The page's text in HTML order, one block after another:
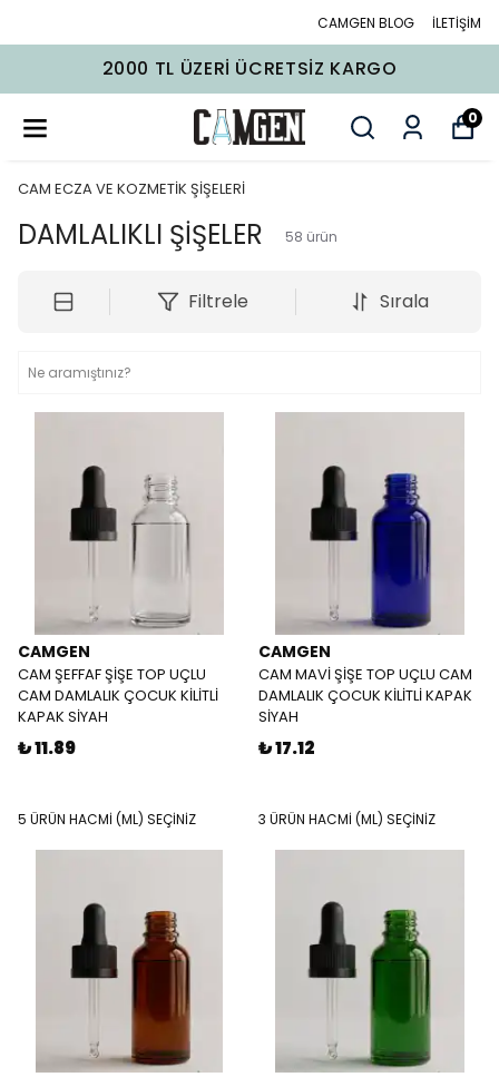
CAMGEN BLOG İLETİŞİM
2000 TL ÜZERI ÜCRETSIZ KARGO
0
CAM ECZA VE KOZMETİK ŞİŞELERİ
DAMLALIKLI ŞİŞELER 58 ürün
Filtrele Sırala
CAMGEN
CAM ŞEFFAF ŞİŞE TOP UÇLU
CAM DAMLALIK ÇOCUK KİLİTLİ
KAPAK SİYAH
₺ 11.89
5 ÜRÜN HACMİ (ML) SEÇİNİZ
CAMGEN
CAM MAVİ ŞİŞE TOP UÇLU CAM
DAMLALIK ÇOCUK KİLİTLİ KAPAK
SİYAH
₺ 17.12
3 ÜRÜN HACMİ (ML) SEÇİNİZ